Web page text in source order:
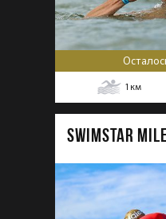
1 км
SWIMSTAR